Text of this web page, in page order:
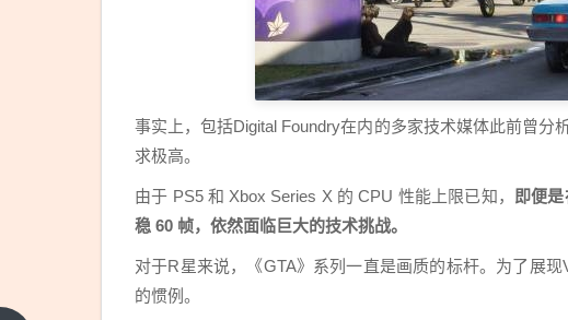
事实上，包括Digital Foundry在内的多家技术媒体此前曾
求极高。
由于 PS5 和 Xbox Series X 的 CPU 性能上限已知，
即便
稳 60 帧，依然面临巨大的技术挑战。
对于R星来说，《GTA》系列一直是画质的标杆。为了展
的惯例。